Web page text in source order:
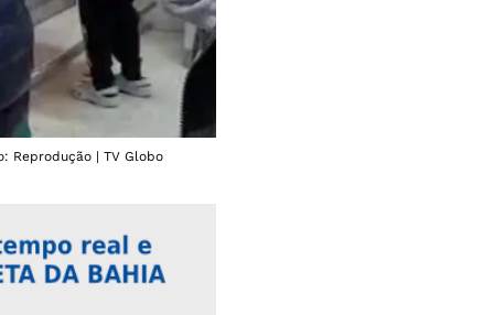
Reprodução | TV Globo